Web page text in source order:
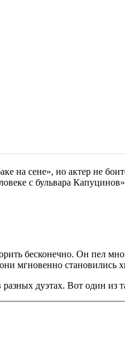
на сене», но актер не
с бульвара
бесконечно. Он пел
мгновенно становились
разных дуэтах. Вот один